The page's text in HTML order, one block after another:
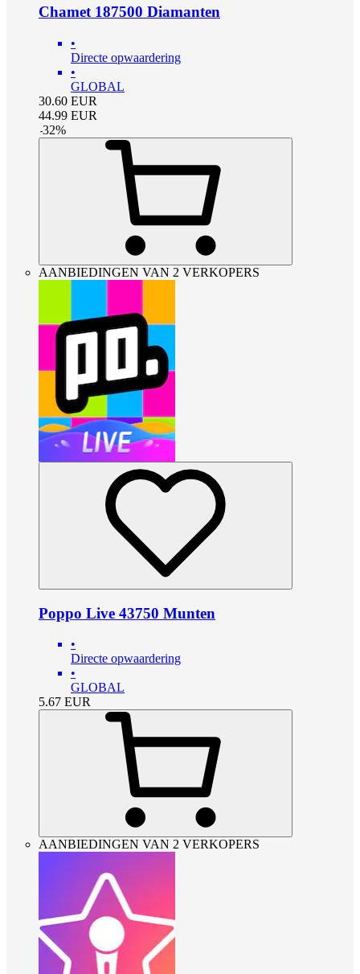
Chamet 187500 Diamanten
•
Directe opwaardering
•
GLOBAL
30.60 EUR
44.99 EUR
-32%
AANBIEDINGEN VAN 2 VERKOPERS
Poppo Live 43750 Munten
•
Directe opwaardering
•
GLOBAL
5.67 EUR
AANBIEDINGEN VAN 2 VERKOPERS